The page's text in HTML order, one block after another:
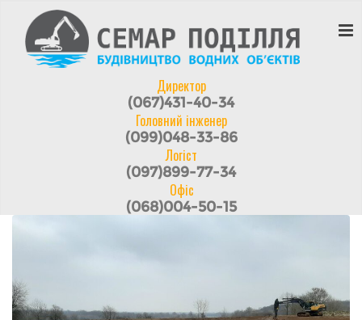
Директор
(067)431-40-34
Головний інженер
(099)048-33-86
Логіст
(097)899-77-34
Офіс
(068)004-50-15